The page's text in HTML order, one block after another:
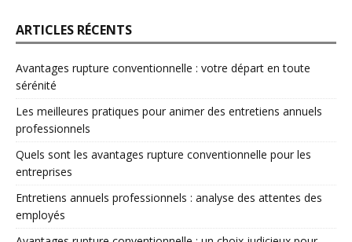
ARTICLES RÉCENTS
Avantages rupture conventionnelle : votre départ en toute
sérénité
Les meilleures pratiques pour animer des entretiens annuels
professionnels
Quels sont les avantages rupture conventionnelle pour les
entreprises
Entretiens annuels professionnels : analyse des attentes des
employés